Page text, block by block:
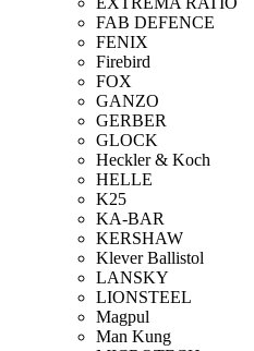
FAB DEFENCE
FENIX
Firebird
FOX
GANZO
GERBER
GLOCK
Heckler & Koch
HELLE
K25
KA-BAR
KERSHAW
Klever Ballistol
LANSKY
LIONSTEEL
Magpul
Man Kung